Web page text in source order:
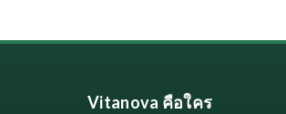
Vitanova คือใคร